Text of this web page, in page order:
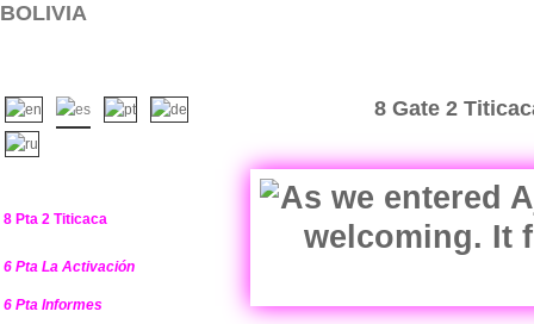
BOLIVIA
8 Gate 2
8 Pta 2 Titicaca
6 Pta La Activación
6 Pta Informes